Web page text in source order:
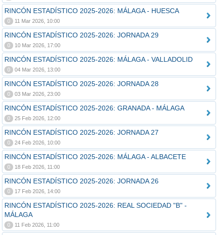
RINCÓN ESTADÍSTICO 2025-2026: MÁLAGA - HUESCA
0 11 Mar 2026, 10:00
RINCÓN ESTADÍSTICO 2025-2026: JORNADA 29
0 10 Mar 2026, 17:00
RINCÓN ESTADÍSTICO 2025-2026: MÁLAGA - VALLADOLID
0 04 Mar 2026, 13:00
RINCÓN ESTADÍSTICO 2025-2026: JORNADA 28
0 03 Mar 2026, 23:00
RINCÓN ESTADÍSTICO 2025-2026: GRANADA - MÁLAGA
0 25 Feb 2026, 12:00
RINCÓN ESTADÍSTICO 2025-2026: JORNADA 27
0 24 Feb 2026, 10:00
RINCÓN ESTADÍSTICO 2025-2026: MÁLAGA - ALBACETE
0 18 Feb 2026, 11:00
RINCÓN ESTADÍSTICO 2025-2026: JORNADA 26
0 17 Feb 2026, 14:00
RINCÓN ESTADÍSTICO 2025-2026: REAL SOCIEDAD "B" -
MÁLAGA
0 11 Feb 2026, 11:00